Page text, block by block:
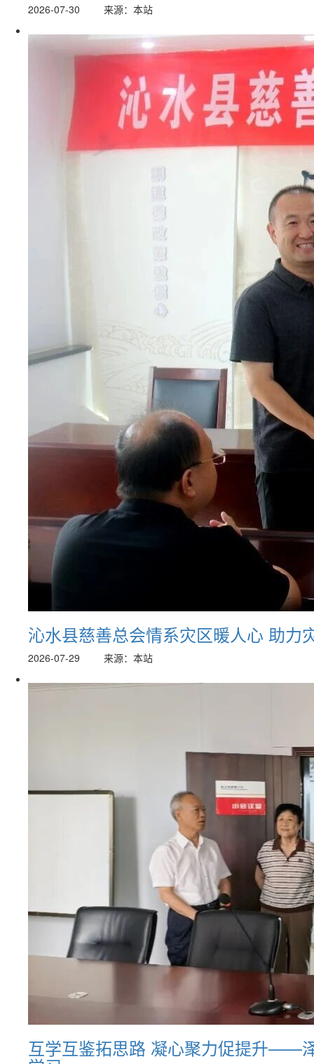
2026-07-30 来源：本站
沁水县慈善总会情系灾区暖人心 助力
2026-07-29 来源：本站
互学互鉴拓思路 凝心聚力促提升——